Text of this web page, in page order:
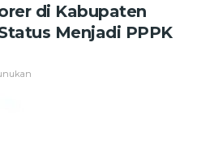
di Kabupaten
Menjadi PPPK